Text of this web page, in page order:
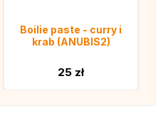
Boilie paste - curry i
krab (ANUBIS2)
25 zł